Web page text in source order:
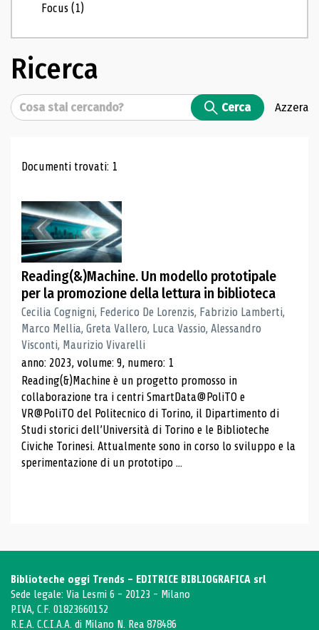
Focus(1)
Ricerca
Cerca Cerca Azzera
Risultati di ricerca
Documenti trovati: 1
Reading(&)Machine. Un modello prototipale
per la promozione della lettura in biblioteca
Cecilia Cognigni, Federico De Lorenzis, Fabrizio Lamberti,
Marco Mellia, Greta Vallero, Luca Vassio, Alessandro
Visconti, Maurizio Vivarelli
anno: 2023, volume: 9, numero: 1
Reading(&)Machine è un progetto promosso in
collaborazione tra i centri SmartData@PoliTO e
VR@PoliTO del Politecnico di Torino, il Dipartimento di
Studi storici dell’Università di Torino e le Biblioteche
Civiche Torinesi. Attualmente sono in corso lo sviluppo e la
sperimentazione di un prototipo ...
Biblioteche oggi Trends - EDITRICE BIBLIOGRAFICA srl
Sede legale: Via Lesmi 6 - 20123 - Milano
P.IVA, C.F. 01823660152
R.E.A. C.C.I.A.A. di Milano N. Rea 878486